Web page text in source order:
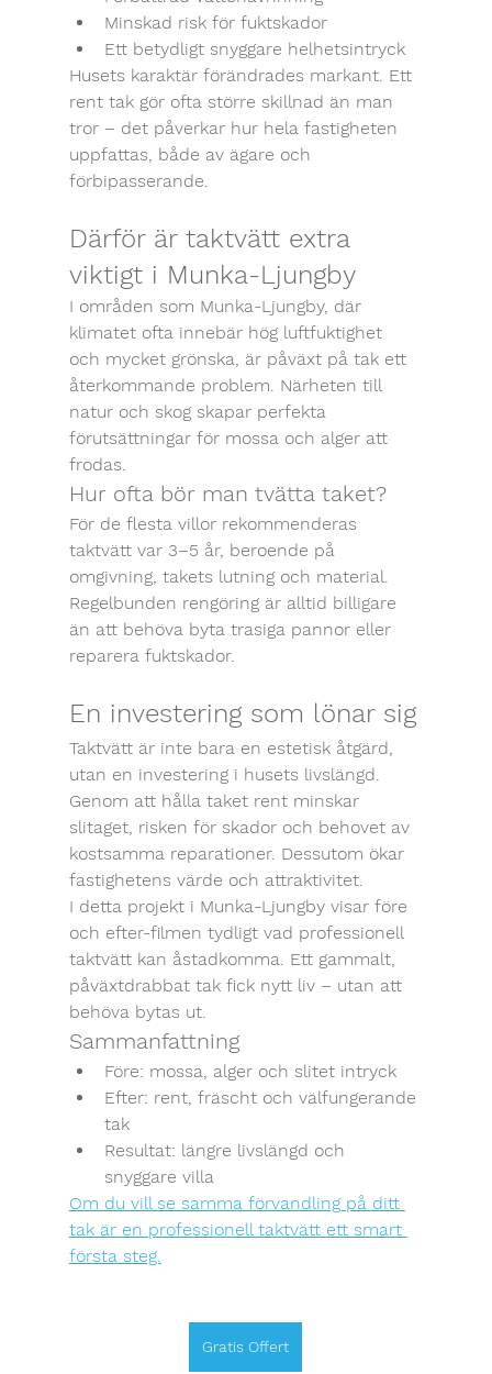
Minskad risk för fuktskador
Ett betydligt snyggare helhetsintryck
Husets karaktär förändrades markant. Ett
rent tak gör ofta större skillnad än man
tror – det påverkar hur hela fastigheten
uppfattas, både av ägare och
förbipasserande.
Därför är taktvätt extra
viktigt i Munka-Ljungby
I områden som Munka-Ljungby, där
klimatet ofta innebär hög luftfuktighet
och mycket grönska, är påväxt på tak ett
återkommande problem. Närheten till
natur och skog skapar perfekta
förutsättningar för mossa och alger att
frodas.
Hur ofta bör man tvätta taket?
För de flesta villor rekommenderas
taktvätt var 3–5 år, beroende på
omgivning, takets lutning och material.
Regelbunden rengöring är alltid billigare
än att behöva byta trasiga pannor eller
reparera fuktskador.
En investering som lönar sig
Taktvätt är inte bara en estetisk åtgärd,
utan en investering i husets livslängd.
Genom att hålla taket rent minskar
slitaget, risken för skador och behovet av
kostsamma reparationer. Dessutom ökar
fastighetens värde och attraktivitet.
I detta projekt i Munka-Ljungby visar före
och efter-filmen tydligt vad professionell
taktvätt kan åstadkomma. Ett gammalt,
påväxtdrabbat tak fick nytt liv – utan att
behöva bytas ut.
Sammanfattning
Före: mossa, alger och slitet intryck
Efter: rent, fräscht och välfungerande
tak
Resultat: längre livslängd och
snyggare villa
Om du vill se samma förvandling på ditt
tak är en professionell taktvätt ett smart
första steg.
Gratis Offert